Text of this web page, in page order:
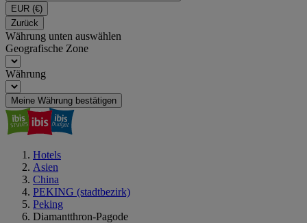
EUR (€)
Zurück
Währung unten auswählen
Geografische Zone
Währung
Meine Währung bestätigen
Hotels
Asien
China
PEKING (stadtbezirk)
Peking
Diamantthron-Pagode